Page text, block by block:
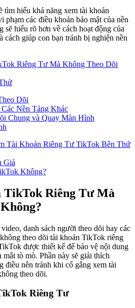
tìm hiểu khả năng xem tài khoản
các điều khoản bảo mật của nền
sẽ hiểu rõ hơn về cách hoạt động của
giúp con bạn tránh bị nghiện nền
Riêng Tư Mà Không Theo Dõi
Dõi
Nền Tảng Khác
Chung và Quay Màn Hình
Tài Khoản Riêng Tư TikTok Bên Thứ
Giả
Không?
TikTok Riêng Tư Mà
danh sách người theo dõi hay các
theo dõi tài khoản TikTok riêng
được thiết kế để bảo vệ nội dung
tò mò. Phần này sẽ giải thích
điều nên tránh khi cố gắng xem tài
theo dõi.
Riêng Tư